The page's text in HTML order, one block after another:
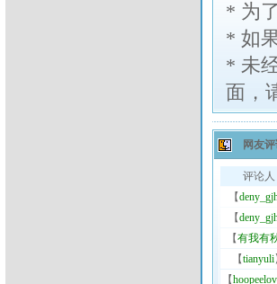
* 为
*如
*未
面，
网友评
评论人
【
【
【有我有
【tianyuli
【